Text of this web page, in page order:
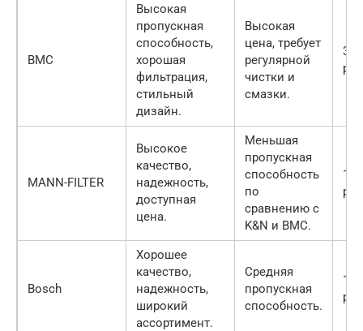
BMC
Высокая
пропускная
способность,
хорошая
фильтрация,
стильный
дизайн.
Высокая
цена, требует
регулярной
чистки и
смазки.
MANN-FILTER
Высокое
качество,
надежность,
доступная
цена.
Меньшая
пропускная
способность
по
сравнению с
K&N и BMC.
Bosch
Хорошее
качество,
надежность,
широкий
ассортимент.
Средняя
пропускная
способность.